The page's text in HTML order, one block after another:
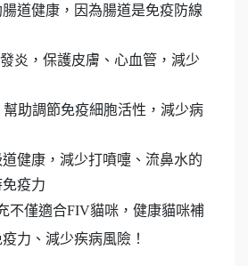
腸道健康，因為腸道是免疫防線
炎，保護皮膚、心血管，減少
幫助調節免疫細胞活性，減少病
健康，減少打噴嚏、流鼻水的
疫力
不僅適合FIV貓咪，健康貓咪補
力、減少疾病風險！